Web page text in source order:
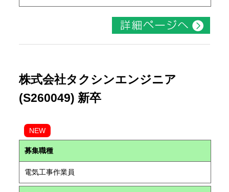
株式会社タクシンエンジニア
(S260049) 新卒
NEW
募集職種
電気工事作業員